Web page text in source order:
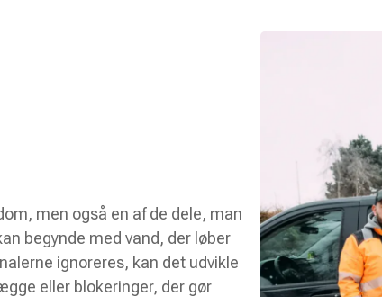
men også en af de dele, man
begynde med vand, der løber
ignoreres, kan det udvikle
eller blokeringer, der gør